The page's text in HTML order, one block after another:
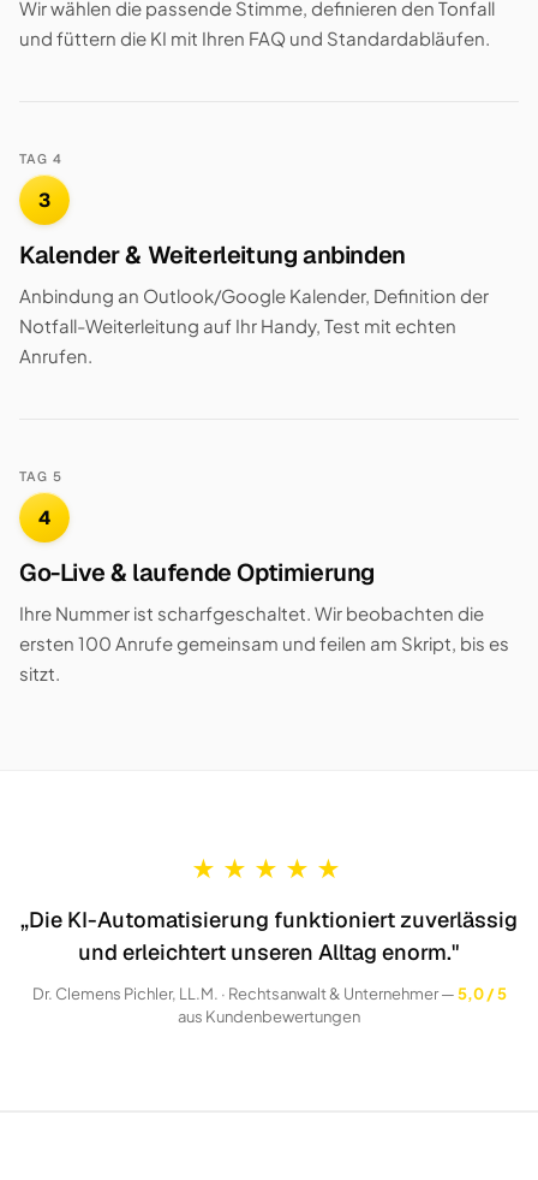
Wir wählen die passende Stimme, definieren den Tonfall
und füttern die KI mit Ihren FAQ und Standardabläufen.
TAG 4
3
Kalender & Weiterleitung anbinden
Anbindung an Outlook/Google Kalender, Definition der
Notfall-Weiterleitung auf Ihr Handy, Test mit echten
Anrufen.
TAG 5
4
Go-Live & laufende Optimierung
Ihre Nummer ist scharfgeschaltet. Wir beobachten die
ersten 100 Anrufe gemeinsam und feilen am Skript, bis es
sitzt.
★ ★ ★ ★ ★
„Die KI-Automatisierung funktioniert zuverlässig
und erleichtert unseren Alltag enorm."
Dr. Clemens Pichler, LL.M. · Rechtsanwalt & Unternehmer —5,0 / 5
aus Kundenbewertungen